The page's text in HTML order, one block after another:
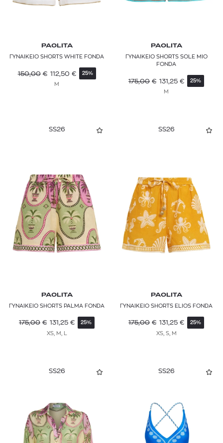
PAOLITA
ΓΥΝΑΙΚΕΙΟ SHORTS WHITE FONDA
150,00 € 112,50 € 25%
M
PAOLITA
ΓΥΝΑΙΚΕΙΟ SHORTS SOLE MIO
FONDA
175,00 € 131,25 € 25%
M
SS26
PAOLITA
ΓΥΝΑΙΚΕΙΟ SHORTS PALMA FONDA
175,00 € 131,25 € 25%
XS, M, L
SS26
PAOLITA
ΓΥΝΑΙΚΕΙΟ SHORTS ELIOS FONDA
175,00 € 131,25 € 25%
XS, S, M
SS26 SS26